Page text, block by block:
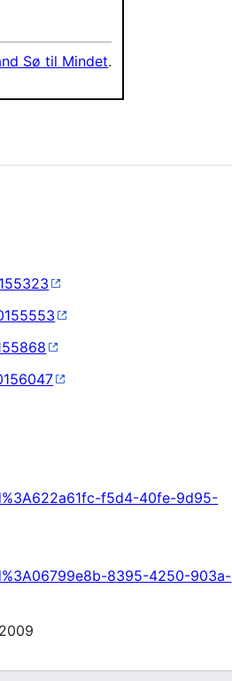
Sø til Mindet.
f5d4-40fe-9d95-
8395-4250-903a-